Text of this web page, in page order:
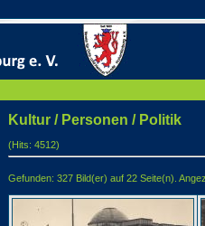
Kultur / Personen / Politik
(Hits: 4512)
Gefunden: 327 Bild(er) auf 22 Seite(n).